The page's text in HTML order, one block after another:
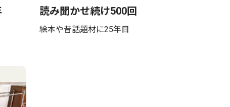
読み聞かせ続け500回
絵本や昔話題材に25年目